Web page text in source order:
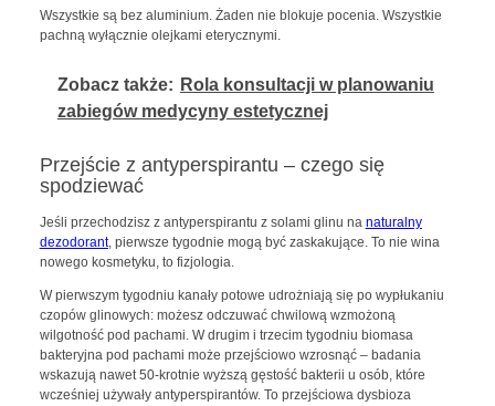
Wszystkie są bez aluminium. Żaden nie blokuje pocenia. Wszystkie
pachną wyłącznie olejkami eterycznymi.
Zobacz także: Rola konsultacji w planowaniu
zabiegów medycyny estetycznej
Przejście z antyperspirantu – czego się
spodziewać
Jeśli przechodzisz z antyperspirantu z solami glinu na naturalny
dezodorant, pierwsze tygodnie mogą być zaskakujące. To nie wina
nowego kosmetyku, to fizjologia.
W pierwszym tygodniu kanały potowe udrożniają się po wypłukaniu
czopów glinowych: możesz odczuwać chwilową wzmożoną
wilgotność pod pachami. W drugim i trzecim tygodniu biomasa
bakteryjna pod pachami może przejściowo wzrosnąć – badania
wskazują nawet 50-krotnie wyższą gęstość bakterii u osób, które
wcześniej używały antyperspirantów. To przejściowa dysbioza